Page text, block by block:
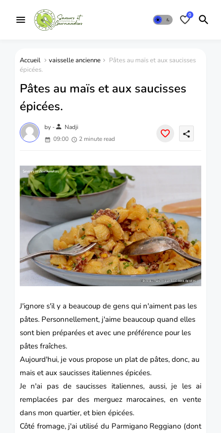
0
Accueil vaisselle ancienne
Pâtes au maïs et aux saucisses
épicées.
Pâtes au maïs et aux saucisses
épicées.
by -person Nadji
09:00
2 minute read
share
J'ignore s'il y a beaucoup de gens qui n'aiment pas les
pâtes. Personnellement, j'aime beaucoup quand elles
sont bien préparées et avec une préférence pour les
pâtes fraîches.
Aujourd'hui, je vous propose un plat de pâtes, donc, au
mais et aux saucisses italiennes épicées.
Je n'ai pas de saucisses italiennes, aussi, je les ai
remplacées par des merguez marocaines, en vente
dans mon quartier, et bien épicées.
Côté fromage, j'ai utilisé du Parmigano Reggiano (dont